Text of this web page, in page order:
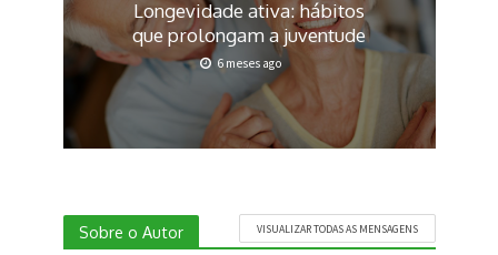
Longevidade ativa: hábitos
que prolongam a juventude
6 meses ago
Sobre o Autor VISUALIZAR TODAS AS MENSAGENS